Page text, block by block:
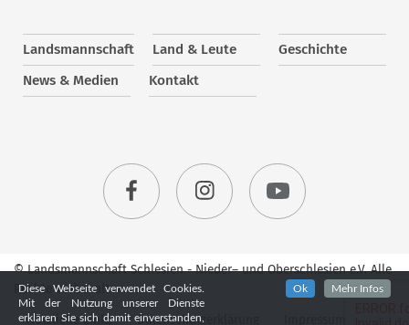
Landsmannschaft Land & Leute
Geschichte
News & Medien
Kontakt
© Landsmannschaft Schlesien - Nieder– und Oberschlesien e.V. Alle
Rechte vorbehalten.
Nützliche Links
Datenschutzerklärung
Diese Webseite verwendet Cookies.
Mit der Nutzung unserer Dienste
erklären Sie sich damit einverstanden,
Ok Mehr Infos